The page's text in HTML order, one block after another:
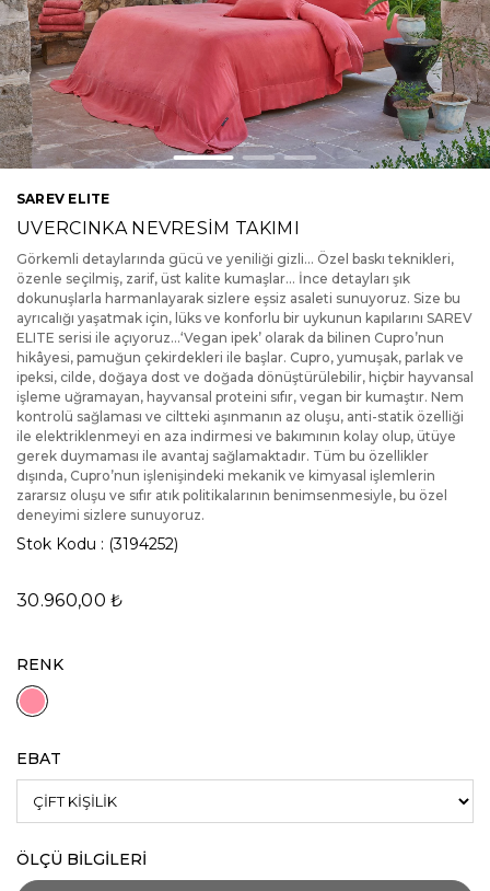
SAREV ELITE
UVERCINKA NEVRESİM TAKIMI
Görkemli detaylarında gücü ve yeniliği gizli… Özel baskı teknikleri,
özenle seçilmiş, zarif, üst kalite kumaşlar... İnce detayları şık
dokunuşlarla harmanlayarak sizlere eşsiz asaleti sunuyoruz. Size bu
ayrıcalığı yaşatmak için, lüks ve konforlu bir uykunun kapılarını SAREV
ELITE serisi ile açıyoruz...‘Vegan ipek’ olarak da bilinen Cupro’nun
hikâyesi, pamuğun çekirdekleri ile başlar. Cupro, yumuşak, parlak ve
ipeksi, cilde, doğaya dost ve doğada dönüştürülebilir, hiçbir hayvansal
işleme uğramayan, hayvansal proteini sıfır, vegan bir kumaştır. Nem
kontrolü sağlaması ve ciltteki aşınmanın az oluşu, anti-statik özelliği
ile elektriklenmeyi en aza indirmesi ve bakımının kolay olup, ütüye
gerek duymaması ile avantaj sağlamaktadır. Tüm bu özellikler
dışında, Cupro’nun işlenişindeki mekanik ve kimyasal işlemlerin
zararsız oluşu ve sıfır atık politikalarının benimsenmesiyle, bu özel
deneyimi sizlere sunuyoruz.
Stok Kodu (3194252)
30.960,00 ₺
RENK
EBAT
ÖLÇÜ BİLGİLERİ